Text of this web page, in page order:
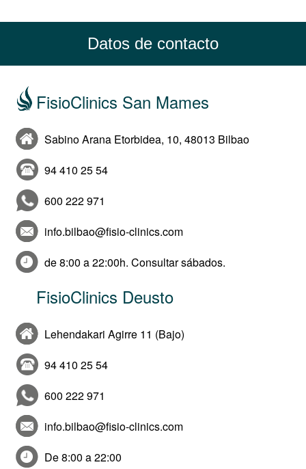
Datos de contacto
FisioClinics San Mames
Sabino Arana Etorbidea, 10, 48013 Bilbao
94 410 25 54
600 222 971
info.bilbao@fisio-clinics.com
de 8:00 a 22:00h. Consultar sábados.
FisioClinics Deusto
Lehendakari Agirre 11 (Bajo)
94 410 25 54
600 222 971
info.bilbao@fisio-clinics.com
De 8:00 a 22:00